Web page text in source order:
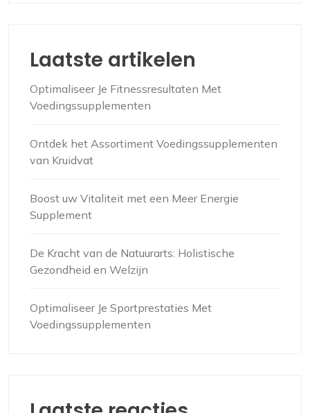
Laatste artikelen
Optimaliseer Je Fitnessresultaten Met
Voedingssupplementen
Ontdek het Assortiment Voedingssupplementen
van Kruidvat
Boost uw Vitaliteit met een Meer Energie
Supplement
De Kracht van de Natuurarts: Holistische
Gezondheid en Welzijn
Optimaliseer Je Sportprestaties Met
Voedingssupplementen